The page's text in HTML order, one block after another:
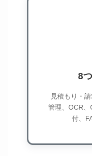
8
見積もり・
管理、OCR
付、